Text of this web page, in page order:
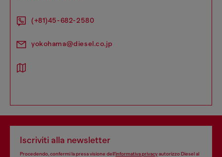
(+81)45-682-2580
yokohama@diesel.co.jp
Iscriviti alla newsletter
Procedendo, confermi la presa visione dell’informativa privacyautorizzo Diesel al